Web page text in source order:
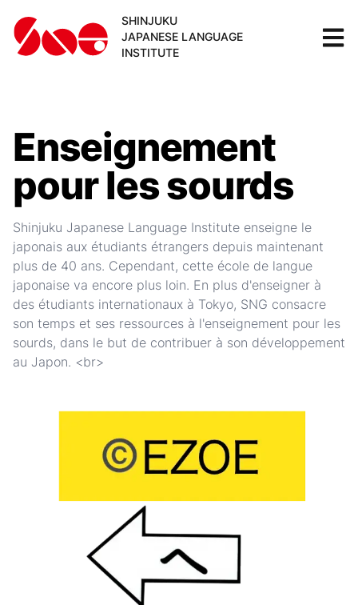
SHINJUKU
JAPANESE LANGUAGE
INSTITUTE
Enseignement
pour les sourds
Shinjuku Japanese Language Institute enseigne le
japonais aux étudiants étrangers depuis maintenant
plus de 40 ans. Cependant, cette école de langue
japonaise va encore plus loin. En plus d'enseigner à
des étudiants internationaux à Tokyo, SNG consacre
son temps et ses ressources à l'enseignement pour les
sourds, dans le but de contribuer à son développement
au Japon. <br>